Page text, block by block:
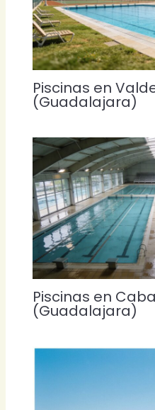
Piscinas en
(Guadalajara)
Piscinas en
(Guadalajara)